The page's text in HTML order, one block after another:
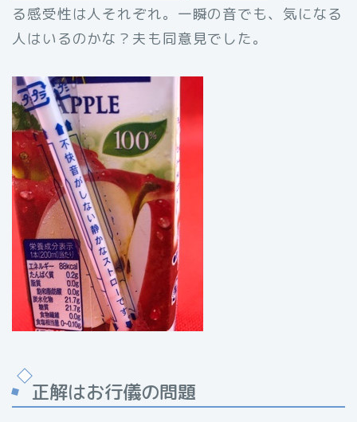
る感受性は人それぞれ。一瞬の音でも、気になる
人はいるのかな？夫も同意見でした。
正解はお行儀の問題